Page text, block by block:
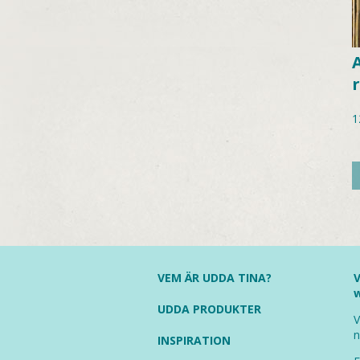
VEM ÄR UDDA TINA?
UDDA PRODUKTER
INSPIRATION